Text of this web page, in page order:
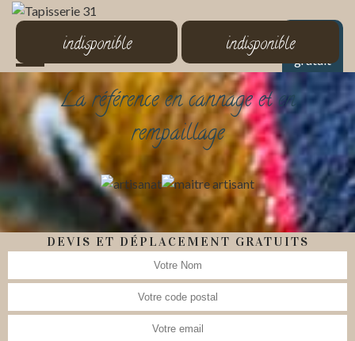
Devis
gratuit
indisponible indisponible
La référence en cannage et en
rempaillage
DEVIS ET DÉPLACEMENT GRATUITS